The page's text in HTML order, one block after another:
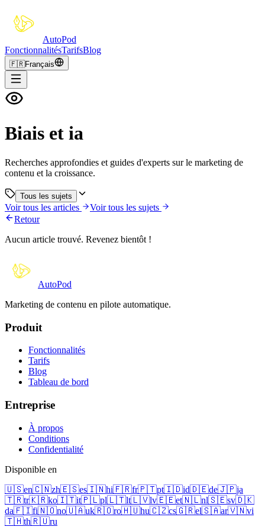
AutoPod
FonctionnalitésTarifsBlog
🇫🇷Français
Biais et ia
Recherches approfondies et guides d'experts sur le marketing de
contenu et la croissance.
Tous les sujets
Voir tous les articles
Voir tous les sujets
Retour
Aucun article trouvé. Revenez bientôt !
AutoPod
Marketing de contenu en pilote automatique.
Produit
Fonctionnalités
Tarifs
Blog
Tableau de bord
Entreprise
À propos
Conditions
Confidentialité
Disponible en
🇺🇸en🇨🇳zh🇪🇸es🇮🇳hi🇫🇷fr🇵🇹pt🇮🇩id🇩🇪de🇯🇵ja
🇹🇷tr🇰🇷ko🇮🇹it🇵🇱pl🇱🇹lt🇱🇻lv🇪🇪et🇳🇱nl🇸🇪sv🇩🇰
da🇫🇮fi🇳🇴no🇺🇦uk🇷🇴ro🇭🇺hu🇨🇿cs🇬🇷el🇸🇦ar🇻🇳vi
🇹🇭th🇷🇺ru